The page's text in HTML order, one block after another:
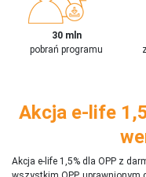
30 mln
pobrań programu
Akcja e-life
Akcja e-life 1,5% dla OPP z